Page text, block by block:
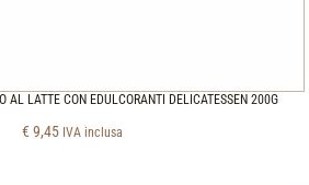
AL LATTE CON EDULCORANTI DELICATESSEN 200G
€ 9,45 IVA inclusa